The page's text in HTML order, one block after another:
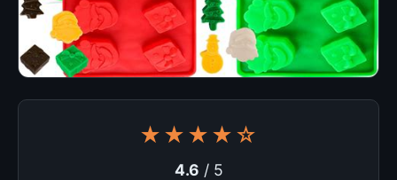
★★★★☆
4.6 / 5